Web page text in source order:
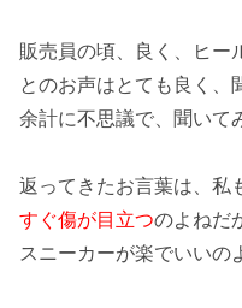
販売員の頃、良く、 ヒー
とのお声はとても良く
余計に不思議で、聞いて
返ってきたお言葉は、私
すぐ傷が目立つのよねだ
スニーカーが楽でいいの